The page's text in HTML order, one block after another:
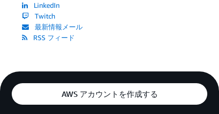
LinkedIn
Twitch
最新情報メール
RSS フィード
AWS アカウントを作成する